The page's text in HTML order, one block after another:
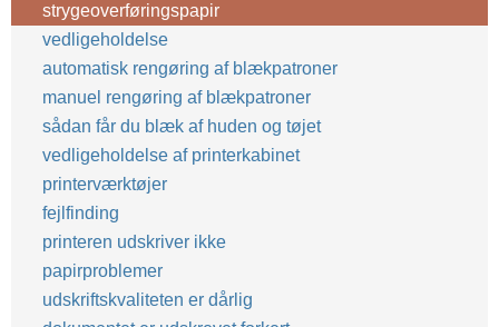
strygeoverføringspapir
vedligeholdelse
automatisk rengøring af blækpatroner
manuel rengøring af blækpatroner
sådan får du blæk af huden og tøjet
vedligeholdelse af printerkabinet
printerværktøjer
fejlfinding
printeren udskriver ikke
papirproblemer
udskriftskvaliteten er dårlig